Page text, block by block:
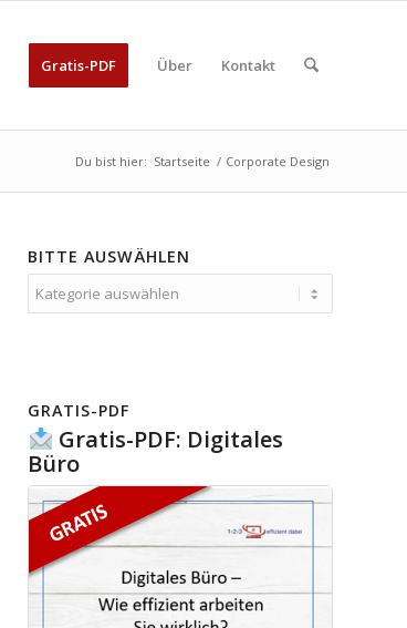
Gratis-PDF Über Kontakt
Du bist hier: Startseite / Corporate Design
BITTE AUSWÄHLEN
auswählen
GRATIS-PDF
Gratis-PDF: Digitales
Büro